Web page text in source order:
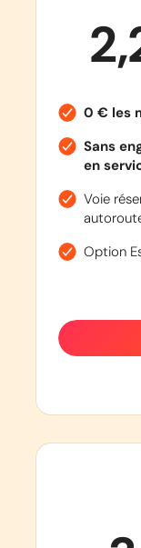
Le Mans
Francilly
Beaune
0 € les
Sans
en
Voie
Option